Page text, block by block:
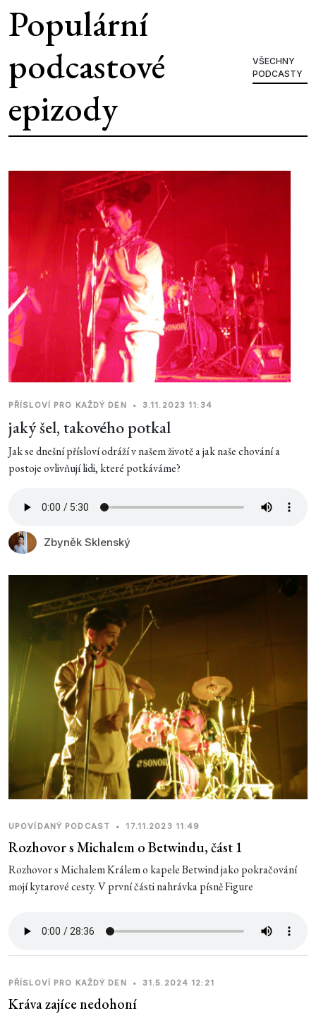
Populární
podcastové
epizody
VŠECHNY
PODCASTY
PŘÍSLOVÍ PRO KAŽDÝ DEN • 3.11.2023 11:34
jaký šel, takového potkal
Jak se dnešní přísloví odráží v našem životě a jak naše chování a
postoje ovlivňují lidi, které potkáváme?
Zbyněk Sklenský
UPOVÍDANÝ PODCAST • 17.11.2023 11:49
Rozhovor s Michalem o Betwindu, část 1
Rozhovor s Michalem Králem o kapele Betwind jako pokračování
mojí kytarové cesty. V první části nahrávka písně Figure
PŘÍSLOVÍ PRO KAŽDÝ DEN • 31.5.2024 12:21
Kráva zajíce nedohoní